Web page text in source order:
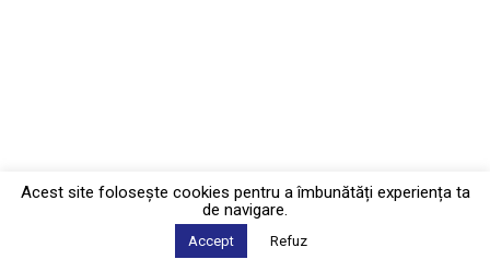
Acest site foloseşte cookies pentru a îmbunătăți experiența ta
de navigare.
Accept Refuz